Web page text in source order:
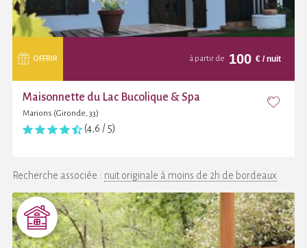
OFFRIR à partir de 100 € / nuit
Maisonnette du Lac Bucolique & Spa
Marions (Gironde, 33)
(4,6 / 5)
Recherche associée : nuit originale à moins de 2h de bordeaux